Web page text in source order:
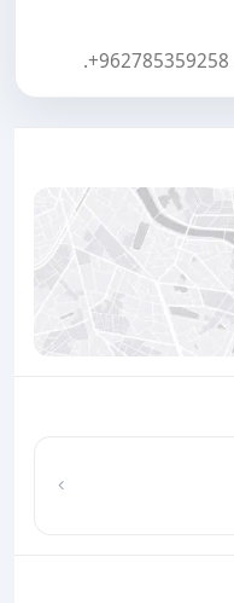
+962785359258
.